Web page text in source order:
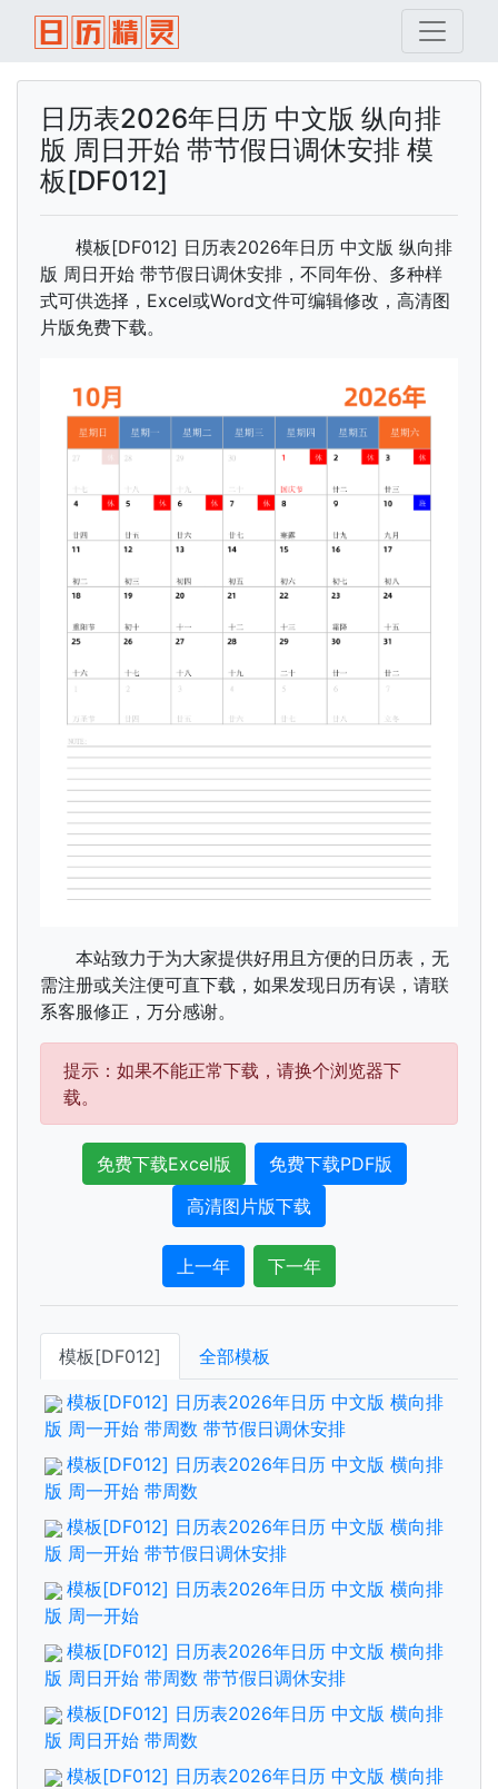
日历表2026年日历 中文版 纵向排
版 周日开始 带节假日调休安排 模
板[DF012]
模板[DF012] 日历表2026年日历 中文版 纵向排
版 周日开始 带节假日调休安排，不同年份、多种样
式可供选择，Excel或Word文件可编辑修改，高清图
片版免费下载。
本站致力于为大家提供好用且方便的日历表，无
需注册或关注便可直下载，如果发现日历有误，请联
系客服修正，万分感谢。
提示：如果不能正常下载，请换个浏览器下
载。
免费下载Excel版
免费下载PDF版
高清图片版下载
上一年 下一年
模板[DF012] 全部模板
模板[DF012] 日历表2026年日历 中文版 横向排
版 周一开始 带周数 带节假日调休安排
模板[DF012] 日历表2026年日历 中文版 横向排
版 周一开始 带周数
模板[DF012] 日历表2026年日历 中文版 横向排
版 周一开始 带节假日调休安排
模板[DF012] 日历表2026年日历 中文版 横向排
版 周一开始
模板[DF012] 日历表2026年日历 中文版 横向排
版 周日开始 带周数 带节假日调休安排
模板[DF012] 日历表2026年日历 中文版 横向排
版 周日开始 带周数
模板[DF012] 日历表2026年日历 中文版 横向排